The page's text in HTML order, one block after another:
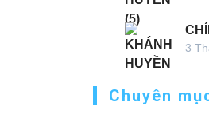
3
Chuyên